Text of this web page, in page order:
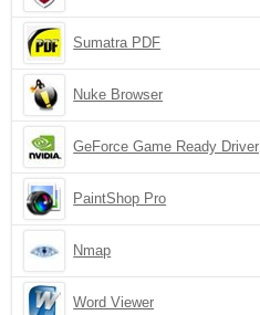
Sumatra PDF
Nuke Browser
GeForce Game Ready Driver
PaintShop Pro
Nmap
Word Viewer